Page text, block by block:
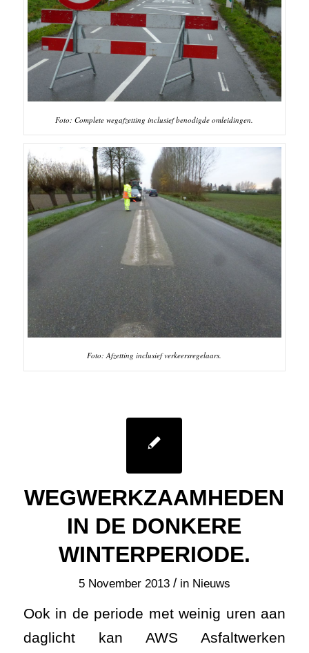
Foto: Complete wegafzetting inclusief benodigde omleidingen.
Foto: Afzetting inclusief verkeersregelaars.
WEGWERKZAAMHEDEN
IN DE DONKERE
WINTERPERIODE.
5 November 2013 / in Nieuws
Ook in de periode met weinig uren aan
daglicht kan AWS Asfaltwerken